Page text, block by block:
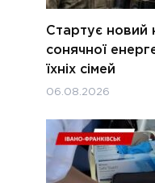
Стартує новий
сонячної
їхніх сімей
06.08.2026